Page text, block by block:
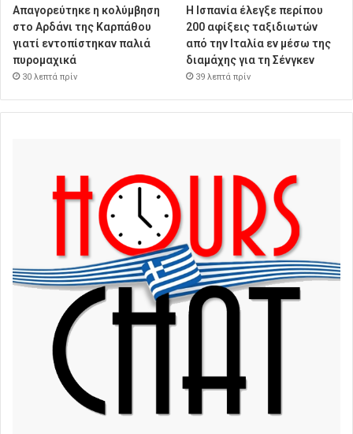
Απαγορεύτηκε η κολύμβηση
στο Αρδάνι της Καρπάθου
γιατί εντοπίστηκαν παλιά
πυρομαχικά
30 λεπτά πρίν
Η Ισπανία έλεγξε περίπου
200 αφίξεις ταξιδιωτών
από την Ιταλία εν μέσω της
διαμάχης για τη Σένγκεν
39 λεπτά πρίν